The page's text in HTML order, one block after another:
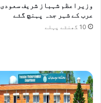
وزیراعظم شہباز شریف سعودی
عرب کے شہر جدہ پہنچ گئے
10 گھنٹے پہلے